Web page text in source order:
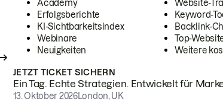
Academy
Erfolgsberichte
KI-Sichtbarkeitsindex
Webinare
Neuigkeiten
Website-
Keyword-
Backlink-
Top-
Weitere
JETZT TICKET SICHERN
Ein Tag. Echte Strategien. Entwickelt für
13. Oktober 2026London, UK